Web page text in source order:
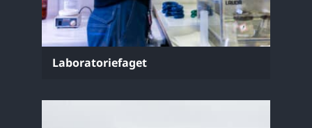
Laboratoriefaget